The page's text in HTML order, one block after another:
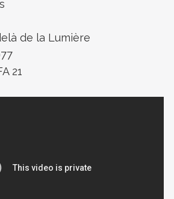
de la Lumière
21